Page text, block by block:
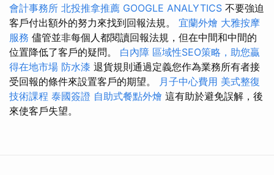
會計事務所 北投推拿推薦 GOOGLE ANALYTICS 不要強迫
客戶付出額外的努力來找到回報法規。 宜蘭外燴 大雅按摩
服務 儘管並非每個人都閱讀回報法規，但在中間和中間的
位置降低了客戶的疑問。 白內障 區域性SEO策略，助您贏
得在地市場 防水漆 退貨規則通過定義您作為業務所有者接
受回報的條件來設置客戶的期望。 月子中心費用 美式整復
技術課程 泰國簽證 自助式餐點外燴 這有助於避免誤解，後
來使客戶失望。